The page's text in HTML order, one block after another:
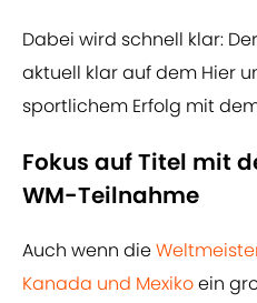
Dabei wird schnell klar:
aktuell klar auf dem Hier
sportlichem Erfolg mit
Fokus auf Titel mit
WM-Teilnahme
Auch wenn die
Kanada und Mexikoein